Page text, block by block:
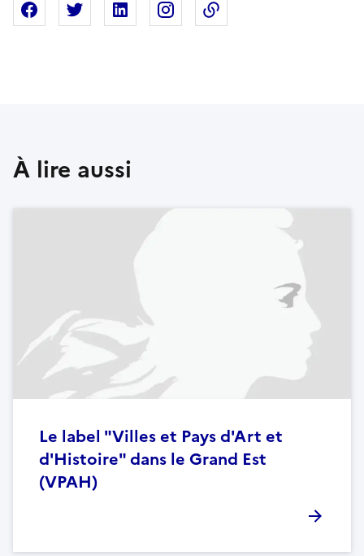
Partager sur Facebook
Partager sur XPartager sur Linkedin
Partager sur Instagram
À lire aussi
Le label "Villes et Pays d'Art et
d'Histoire" dans le Grand Est
(VPAH)